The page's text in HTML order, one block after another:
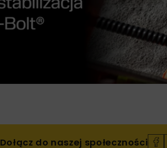
Dołącz do naszej społeczności